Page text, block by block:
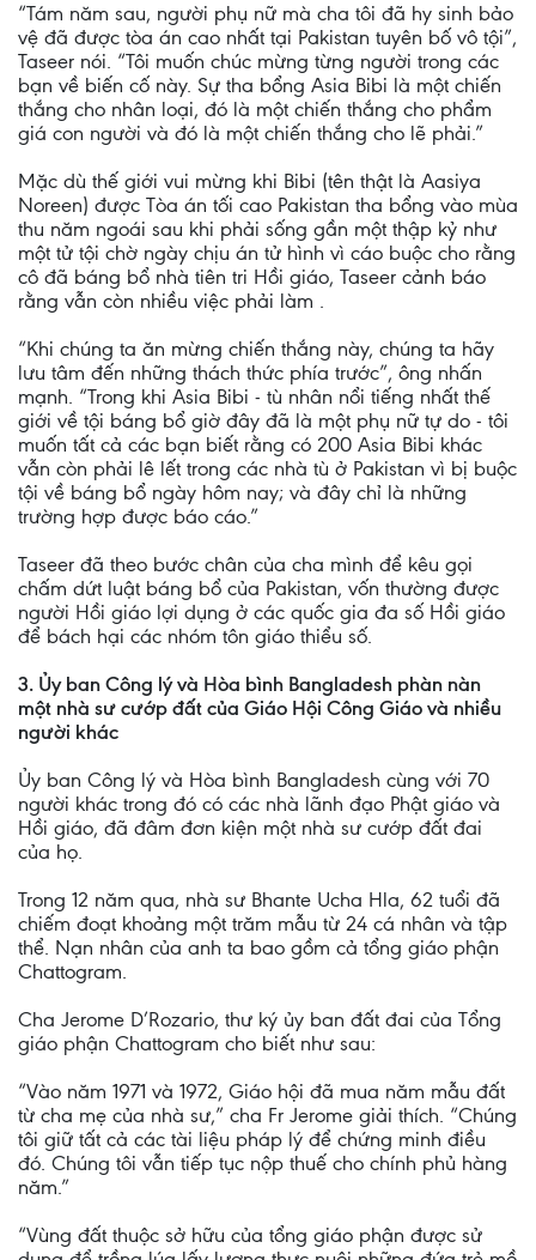
“Tám năm sau, người phụ nữ mà cha tôi đã hy sinh bảo
vệ đã được tòa án cao nhất tại Pakistan tuyên bố vô tội”,
Taseer nói. “Tôi muốn chúc mừng từng người trong các
bạn về biến cố này. Sự tha bổng Asia Bibi là một chiến
thắng cho nhân loại, đó là một chiến thắng cho phẩm
giá con người và đó là một chiến thắng cho lẽ phải.”
Mặc dù thế giới vui mừng khi Bibi (tên thật là Aasiya
Noreen) được Tòa án tối cao Pakistan tha bổng vào mùa
thu năm ngoái sau khi phải sống gần một thập kỷ như
một tử tội chờ ngày chịu án tử hình vì cáo buộc cho rằng
cô đã báng bổ nhà tiên tri Hồi giáo, Taseer cảnh báo
rằng vẫn còn nhiều việc phải làm .
“Khi chúng ta ăn mừng chiến thắng này, chúng ta hãy
lưu tâm đến những thách thức phía trước”, ông nhấn
mạnh. “Trong khi Asia Bibi - tù nhân nổi tiếng nhất thế
giới về tội báng bổ giờ đây đã là một phụ nữ tự do - tôi
muốn tất cả các bạn biết rằng có 200 Asia Bibi khác
vẫn còn phải lê lết trong các nhà tù ở Pakistan vì bị buộc
tội về báng bổ ngày hôm nay; và đây chỉ là những
trường hợp được báo cáo.”
Taseer đã theo bước chân của cha mình để kêu gọi
chấm dứt luật báng bổ của Pakistan, vốn thường được
người Hồi giáo lợi dụng ở các quốc gia đa số Hồi giáo
để bách hại các nhóm tôn giáo thiểu số.
3. Ủy ban Công lý và Hòa bình Bangladesh phàn nàn
một nhà sư cướp đất của Giáo Hội Công Giáo và nhiều
người khác
Ủy ban Công lý và Hòa bình Bangladesh cùng với 70
người khác trong đó có các nhà lãnh đạo Phật giáo và
Hồi giáo, đã đâm đơn kiện một nhà sư cướp đất đai
của họ.
Trong 12 năm qua, nhà sư Bhante Ucha Hla, 62 tuổi đã
chiếm đoạt khoảng một trăm mẫu từ 24 cá nhân và tập
thể. Nạn nhân của anh ta bao gồm cả tổng giáo phận
Chattogram.
Cha Jerome D’Rozario, thư ký ủy ban đất đai của Tổng
giáo phận Chattogram cho biết như sau:
“Vào năm 1971 và 1972, Giáo hội đã mua năm mẫu đất
từ cha mẹ của nhà sư,” cha Fr Jerome giải thích. “Chúng
tôi giữ tất cả các tài liệu pháp lý để chứng minh điều
đó. Chúng tôi vẫn tiếp tục nộp thuế cho chính phủ hàng
năm.”
“Vùng đất thuộc sở hữu của tổng giáo phận được sử